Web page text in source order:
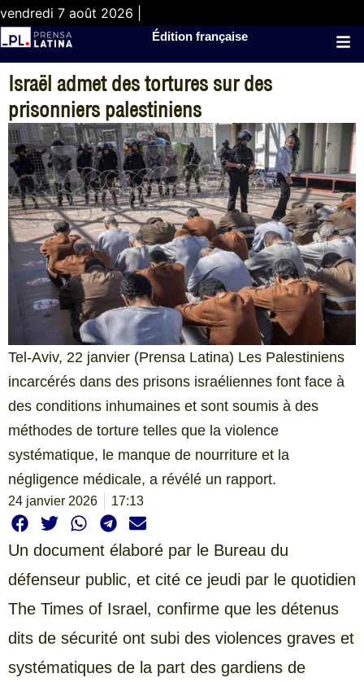
vendredi 7 août 2026 |
Édition française
Israël admet des tortures sur des
prisonniers palestiniens
Tel-Aviv, 22 janvier (Prensa Latina) Les Palestiniens
incarcérés dans des prisons israéliennes font face à
des conditions inhumaines et sont soumis à des
méthodes de torture telles que la violence
systématique, le manque de nourriture et la
négligence médicale, a révélé un rapport.
24 janvier 2026 17:13
Un document élaboré par le Bureau du
défenseur public, et cité ce jeudi par le quotidien
The Times of Israel, confirme que les détenus
dits de sécurité ont subi des violences graves et
systématiques de la part des gardiens de